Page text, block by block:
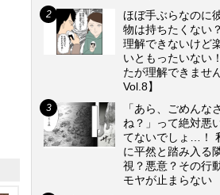
ほぼ手ぶらなのに
物は持ちたくない
理解できないけど
いともったいない
たが理解できませ
Vol.8】
「あら、ごめんな
ね？」って絶対悪
てないでしょ…！
に平然と踏み入る
視？悪意？その行
モヤが止まらない